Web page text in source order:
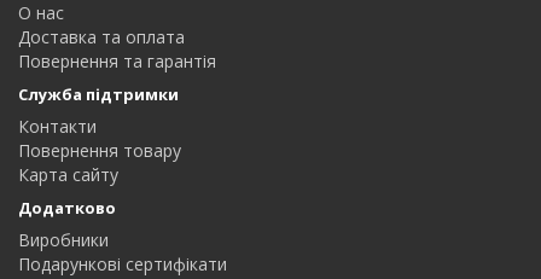
О нас
Доставка та оплата
Повернення та гарантія
Служба підтримки
Контакти
Повернення товару
Карта сайту
Додатково
Виробники
Подарункові сертифікати